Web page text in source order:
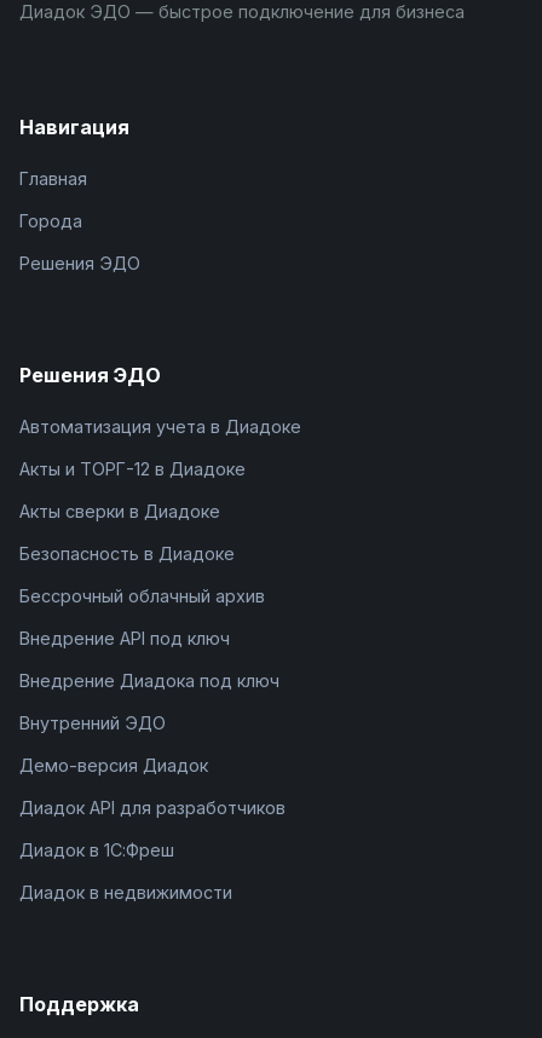
Диадок ЭДО — быстрое подключение для бизнеса
Навигация
Главная
Города
Решения ЭДО
Решения ЭДО
Автоматизация учета в Диадоке
Акты и ТОРГ-12 в Диадоке
Акты сверки в Диадоке
Безопасность в Диадоке
Бессрочный облачный архив
Внедрение API под ключ
Внедрение Диадока под ключ
Внутренний ЭДО
Демо-версия Диадок
Диадок API для разработчиков
Диадок в 1С:Фреш
Диадок в недвижимости
Поддержка